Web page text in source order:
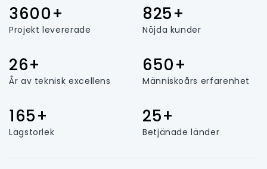
3600+
Projekt levererade
825+
Nöjda kunder
26+
År av teknisk excellens
650+
Människoårs erfarenhet
165+
Lagstorlek
25+
Betjänade länder